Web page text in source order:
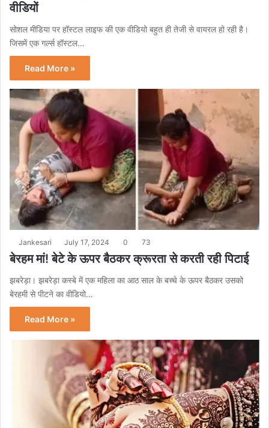
वीडियों
सोशल मीडिया पर हॉस्टल लाइफ की एक वीडियो बहुत ही तेजी से वायरल हो रही है।
जिसमें एक गर्ल्स हॉस्टल…
Read More »
Jankesari July 17, 2024 0 73
बेरहम मां! बेटे के ऊपर बैठकर क्रूरता से करती रही पिटाई
झबरेड़ा। झबरेड़ा कस्बे में एक महिला का आठ साल के बच्चे के ऊपर बैठकर उसको
बेरहमी से पीटने का वीडियो…
Read More »